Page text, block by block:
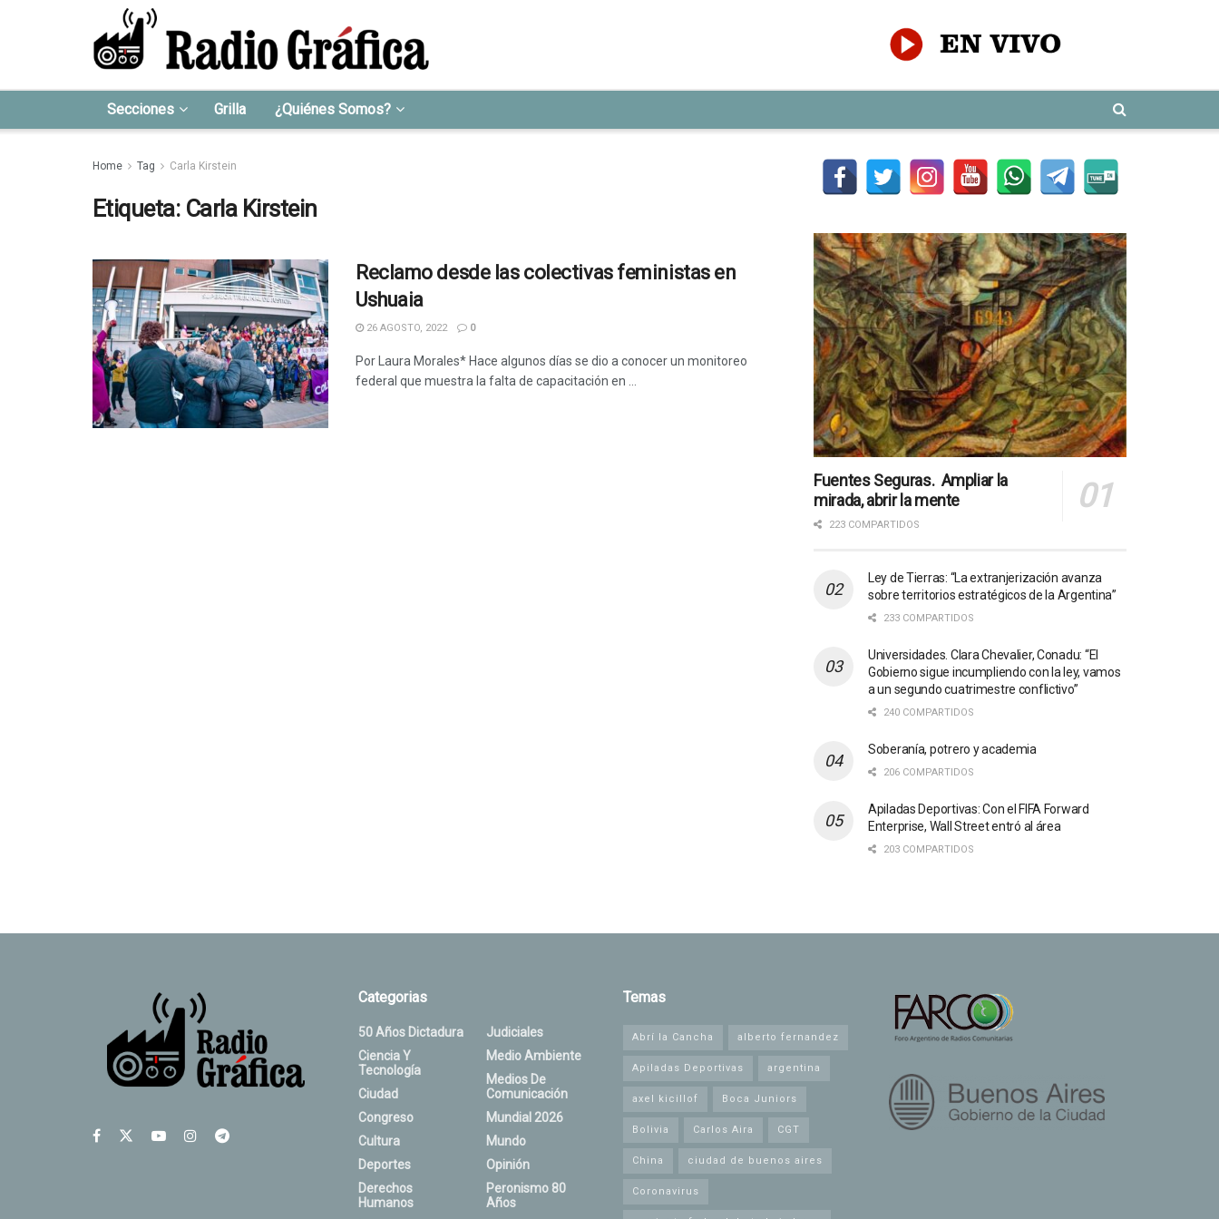
Secciones Grilla ¿Quiénes Somos?
Home Tag Carla Kirstein
Etiqueta: Carla Kirstein
Reclamo desde las colectivas feministas en
Ushuaia
26 AGOSTO, 2022 0
Por Laura Morales* Hace algunos días se dio a conocer un monitoreo
federal que muestra la falta de capacitación en ...
Fuentes Seguras. Ampliar la
mirada, abrir la mente
223 COMPARTIDOS
Ley de Tierras: “La extranjerización avanza
sobre territorios estratégicos de la Argentina”
233 COMPARTIDOS
Universidades. Clara Chevalier, Conadu: “El
Gobierno sigue incumpliendo con la ley, vamos
a un segundo cuatrimestre conflictivo”
240 COMPARTIDOS
Soberanía, potrero y academia
206 COMPARTIDOS
Apiladas Deportivas: Con el FIFA Forward
Enterprise, Wall Street entró al área
203 COMPARTIDOS
Categorias
50 Años Dictadura
Ciencia Y
Tecnología
Ciudad
Congreso
Cultura
Deportes
Derechos
Humanos
Judiciales
Medio Ambiente
Medios De
Comunicación
Mundial 2026
Mundo
Opinión
Peronismo 80
Años
Temas
Abrí la Cancha alberto fernandez
Apiladas Deportivas argentina
axel kicillof Boca Juniors
Bolivia Carlos Aira CGT
China ciudad de buenos aires
Coronavirus